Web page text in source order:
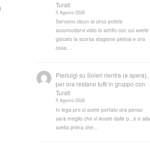
Turati
5 Agosto 2026
Servono cloun al circo potete
accomodarvi visto lo schifo con cui avete
giocato la scorsa stagione pietosi e ora
cosa…
Pierluigi suSoleri rientra (e spera),
per ora restano tutti in gruppo con
Turati
5 Agosto 2026
In lega pro ci avete portato ora penso
sarà meglio che vi levate dalle p...e e alla
svelta prima che…